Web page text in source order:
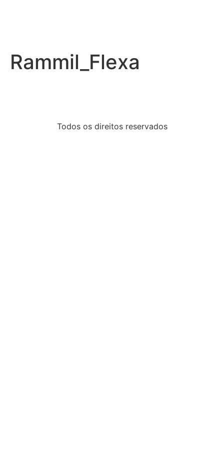
Rammil_Flexa
Todos os direitos reservados